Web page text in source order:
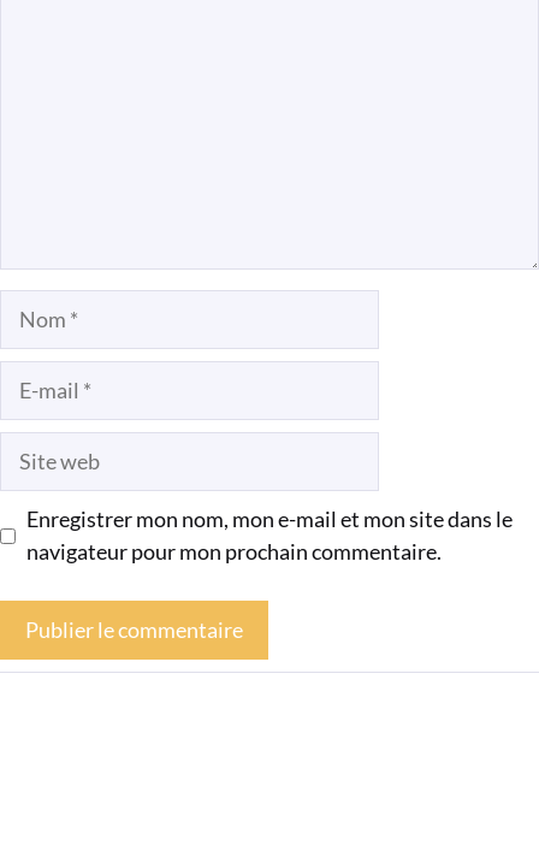
Enregistrer mon nom, mon e-mail et mon site dans le
navigateur pour mon prochain commentaire.